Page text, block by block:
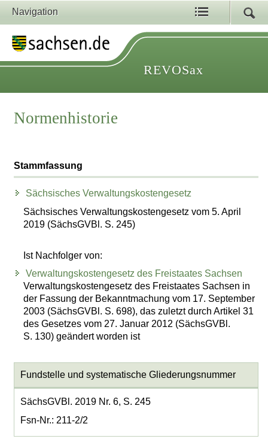
Navigation
REVOSax
Normenhistorie
Stammfassung
Sächsisches Verwaltungskostengesetz
Sächsisches Verwaltungskostengesetz vom 5. April
2019 (SächsGVBl. S. 245)
Ist Nachfolger von:
Verwaltungskostengesetz des Freistaates Sachsen
Verwaltungskostengesetz des Freistaates Sachsen in
der Fassung der Bekanntmachung vom 17. September
2003 (SächsGVBl. S. 698), das zuletzt durch Artikel 31
des Gesetzes vom 27. Januar 2012 (SächsGVBl.
S. 130) geändert worden ist
Fundstelle und systematische Gliederungsnummer
SächsGVBl. 2019 Nr. 6, S. 245
Fsn-Nr.: 211-2/2